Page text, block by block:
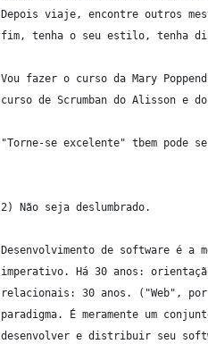
Depois viaje, encontre outros
fim, tenha o seu estilo, tenha
Vou fazer o curso da Mary
curso de Scrumban do Alisson e
"Torne-se excelente" tbem pode
2) Não seja deslumbrado.
Desenvolvimento de software é a
imperativo. Há 30 anos:
relacionais: 30 anos. ("Web", por
paradigma. É meramente um
desenvolver e distribuir seu